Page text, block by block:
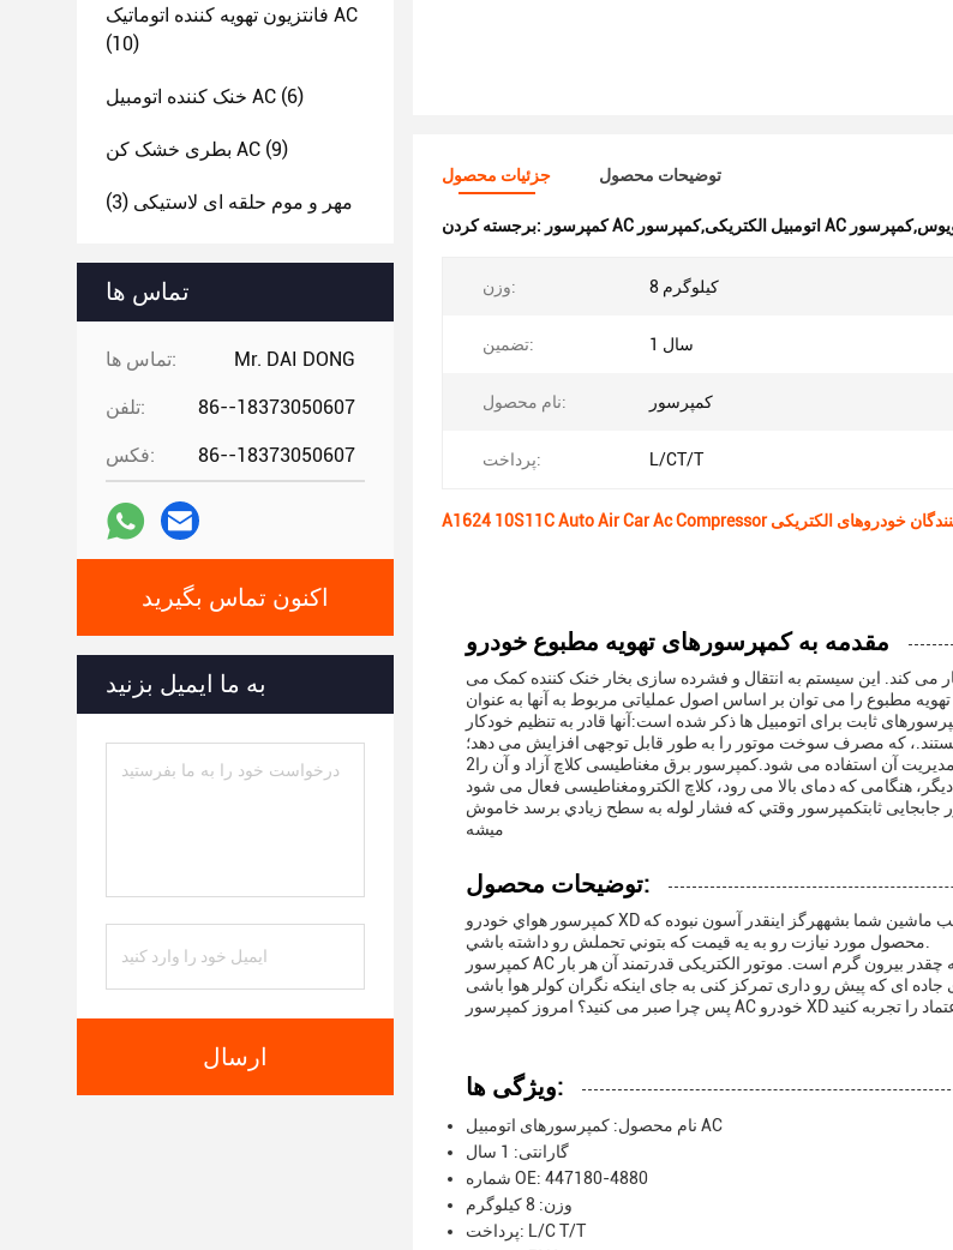
فانتزیون تهویه کننده اتوماتیک AC
(10)
خنک کننده اتومبیل AC (6)
بطری خشک کن AC (9)
مهر و موم حلقه ای لاستیکی (3)
تماس ها
تماس ها: Mr. DAI DONG
تلفن: 86--18373050607
فکس: 86--18373050607
اکنون تماس بگیرید
به ما ایمیل بزنید
ارسال
جزئیات محصول توضیحات محصول
برجسته کردن:
وزن: 8 کیلوگرم
تضمین: 1 سال
نام محصول: کمپرسور
پرداخت: L/CT/T
مقدمه به کمپرسورهای تهویه مطبوع خودرو
کند. این سیستم به انتقال و فشرده سازی بخار خنک کننده کمک می
مطبوع را می توان بر اساس اصول عملیاتی مربوط به آنها به عنوان
ثابت برای اتومبیل ها ذکر شده است:آنها قادر به تنظیم خودکار
که مصرف سوخت موتور را به طور قابل توجهی افزایش می دهد؛
2به طور معمول، نشانه های دمایی از خروجی تبخیرگر جمع آوری شده و برای مدیریت آن استفاده می شود.کمپرسور برق مغناطیسی کلاچ آزاد و آن را
هنگامی که دمای بالا می رود، کلاچ الکترومغناطیسی فعال می شود
ثابتکمپرسور وقتي که فشار لوله به سطح زيادي برسد خاموش
ميشه
توضیحات محصول:
کمپرسور هواي خودرو XD فقط 8 کيلوگرم وزن داره که باعث ميشه يه راه حل سبک وزن و آسان براي نصب ماشين شما بشههرگز اينقدر آسون نبوده که
کمپرسور AC ماشین ما طراحی شده تا شما را در جاده راحت و خنک نگه دارد، مهم نیست که چقدر بیرون گرم است. موتور الکتریکی قدرتمند آن هر بار
ویژگی ها:
نام محصول: کمپرسورهای اتومبیل AC
گارانتی: 1 سال
شماره OE: 447180-4880
وزن: 8 کيلوگرم
پرداخت: L/C T/T